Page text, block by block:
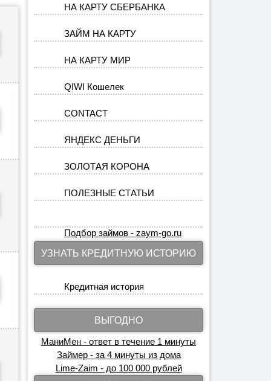
НА КАРТУ СБЕРБАНКА
ЗАЙМ НА КАРТУ
НА КАРТУ МИР
QIWI Кошелек
CONTACT
ЯНДЕКС ДЕНЬГИ
ЗОЛОТАЯ КОРОНА
ПОЛЕЗНЫЕ СТАТЬИ
Подбор займов - zaym-go.ru
УЗНАТЬ КРЕДИТНУЮ ИСТОРИЮ
Кредитная история
ВЫГОДНО
МаниМен - ответ в течение 1 минуты
Займер - за 4 минуты из дома
Lime-Zaim - до 100 000 рублей